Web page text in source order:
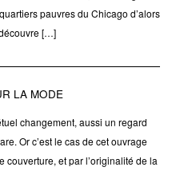
pauvres du Chicago d’alors
[…]
LA MODE
changement, aussi un regard
Or c’est le cas de cet ouvrage
et par l’originalité de la